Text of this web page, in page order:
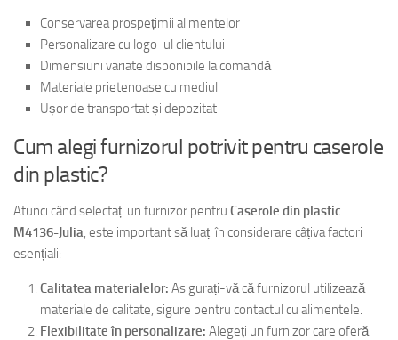
Conservarea prospețimii alimentelor
Personalizare cu logo-ul clientului
Dimensiuni variate disponibile la comandă
Materiale prietenoase cu mediul
Ușor de transportat și depozitat
Cum alegi furnizorul potrivit pentru caserole
din plastic?
Atunci când selectați un furnizor pentru Caserole din plastic
M4136-Julia, este important să luați în considerare câțiva factori
esențiali:
Calitatea materialelor: Asigurați-vă că furnizorul utilizează
materiale de calitate, sigure pentru contactul cu alimentele.
Flexibilitate în personalizare: Alegeți un furnizor care oferă